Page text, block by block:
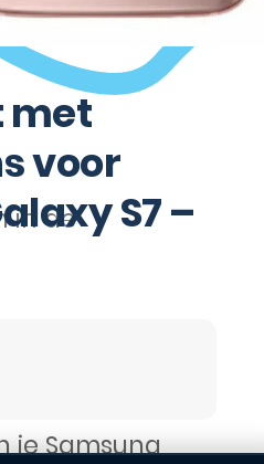
in de
met
voor
S7 –
je Samsung